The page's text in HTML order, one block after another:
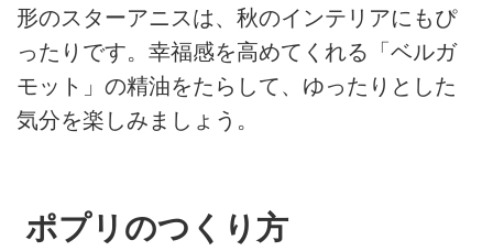
形のスターアニスは、秋のインテリアにもぴ
ったりです。幸福感を高めてくれる「ベルガ
モット」の精油をたらして、ゆったりとした
気分を楽しみましょう。
ポプリのつくり方